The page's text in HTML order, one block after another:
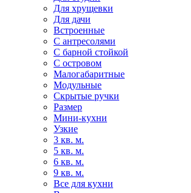
Для хрущевки
Для дачи
Встроенные
С антресолями
С барной стойкой
С островом
Малогабаритные
Модульные
Скрытые ручки
Размер
Мини-кухни
Узкие
3 кв. м.
5 кв. м.
6 кв. м.
9 кв. м.
Все для кухни